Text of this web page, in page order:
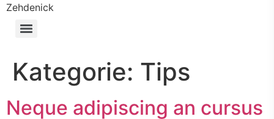
Zehdenick
Kategorie: Tips
Neque adipiscing an cursus